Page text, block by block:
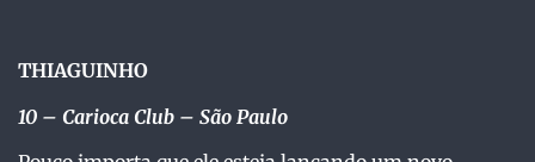
THIAGUINHO
10 – Carioca Club – São Paulo